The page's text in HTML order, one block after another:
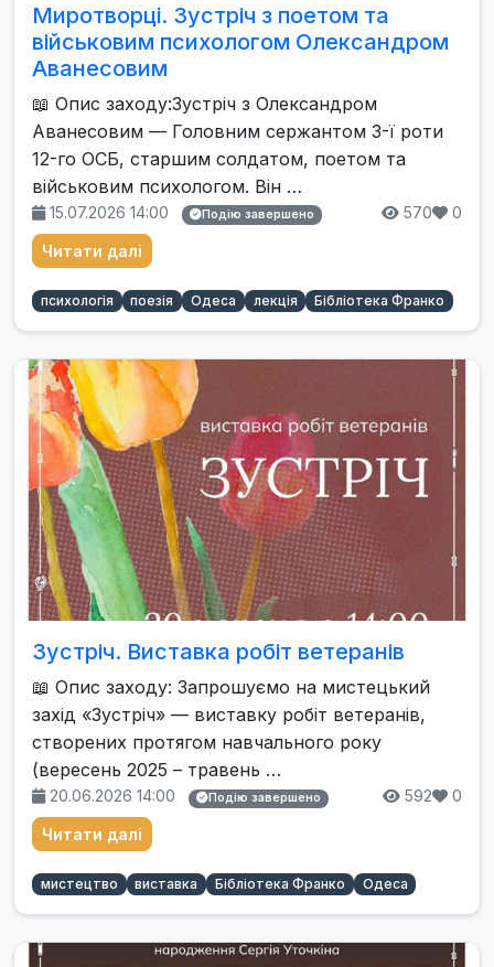
Миротворцi. Зустріч з поетом та
військовим психологом Олександром
Аванесовим
📖 Опис заходу:Зустріч з Олександром
Аванесовим — Головним сержантом 3-ї роти
12-го ОСБ, старшим солдатом, поетом та
військовим психологом. Він …
15.07.2026 14:00 Подію завершено 570 0
Читати далі
психологія поезія Одеса лекція Бібліотека Франко
Зустріч. Виставка робіт ветеранів
📖 Опис заходу: Запрошуємо на мистецький
захід «Зустріч» — виставку робіт ветеранів,
створених протягом навчального року
(вересень 2025 – травень …
20.06.2026 14:00 Подію завершено 592 0
Читати далі
мистецтво виставка Бібліотека Франко Одеса